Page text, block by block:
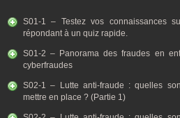
S01-1 – Testez vos connaissances
répondant à un quiz rapide.
S01-2 – Panorama des fraudes en
cyberfraudes
S02-1 – Lutte anti-fraude : quelles
mettre en place ? (Partie 1)